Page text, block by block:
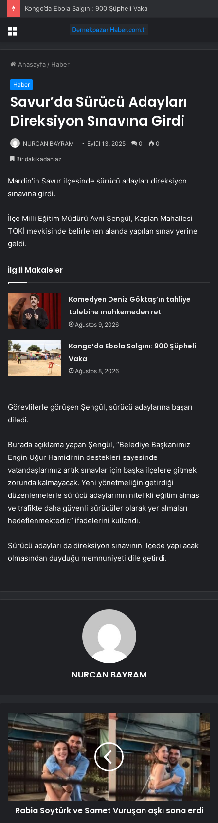
Kongo’da Ebola Salgını: 900 Şüpheli Vaka
Menü
Anasayfa / Haber
Haber
Savur’da Sürücü Adayları
Direksiyon Sınavına Girdi
NURCAN BAYRAM Eylül 13, 2025 0 0
Bir dakikadan az
Mardin’in Savur ilçesinde sürücü adayları direksiyon
sınavına girdi.
İlçe Milli Eğitim Müdürü Avni Şengül, Kaplan Mahallesi
TOKİ mevkisinde belirlenen alanda yapılan sınav yerine
geldi.
İlgili Makaleler
Komedyen Deniz Göktaş’ın tahliye
talebine mahkemeden ret
Ağustos 9, 2026
Kongo’da Ebola Salgını: 900 Şüpheli
Vaka
Ağustos 8, 2026
Görevlilerle görüşen Şengül, sürücü adaylarına başarı
diledi.
Burada açıklama yapan Şengül, “Belediye Başkanımız
Engin Uğur Hamidi’nin destekleri sayesinde
vatandaşlarımız artık sınavlar için başka ilçelere gitmek
zorunda kalmayacak. Yeni yönetmeliğin getirdiği
düzenlemelerle sürücü adaylarının nitelikli eğitim alması
ve trafikte daha güvenli sürücüler olarak yer almaları
hedeflenmektedir.” ifadelerini kullandı.
Sürücü adayları da direksiyon sınavının ilçede yapılacak
olmasından duyduğu memnuniyeti dile getirdi.
NURCAN BAYRAM
Rabia Soytürk ve Samet Vuruşan aşkı sona erdi